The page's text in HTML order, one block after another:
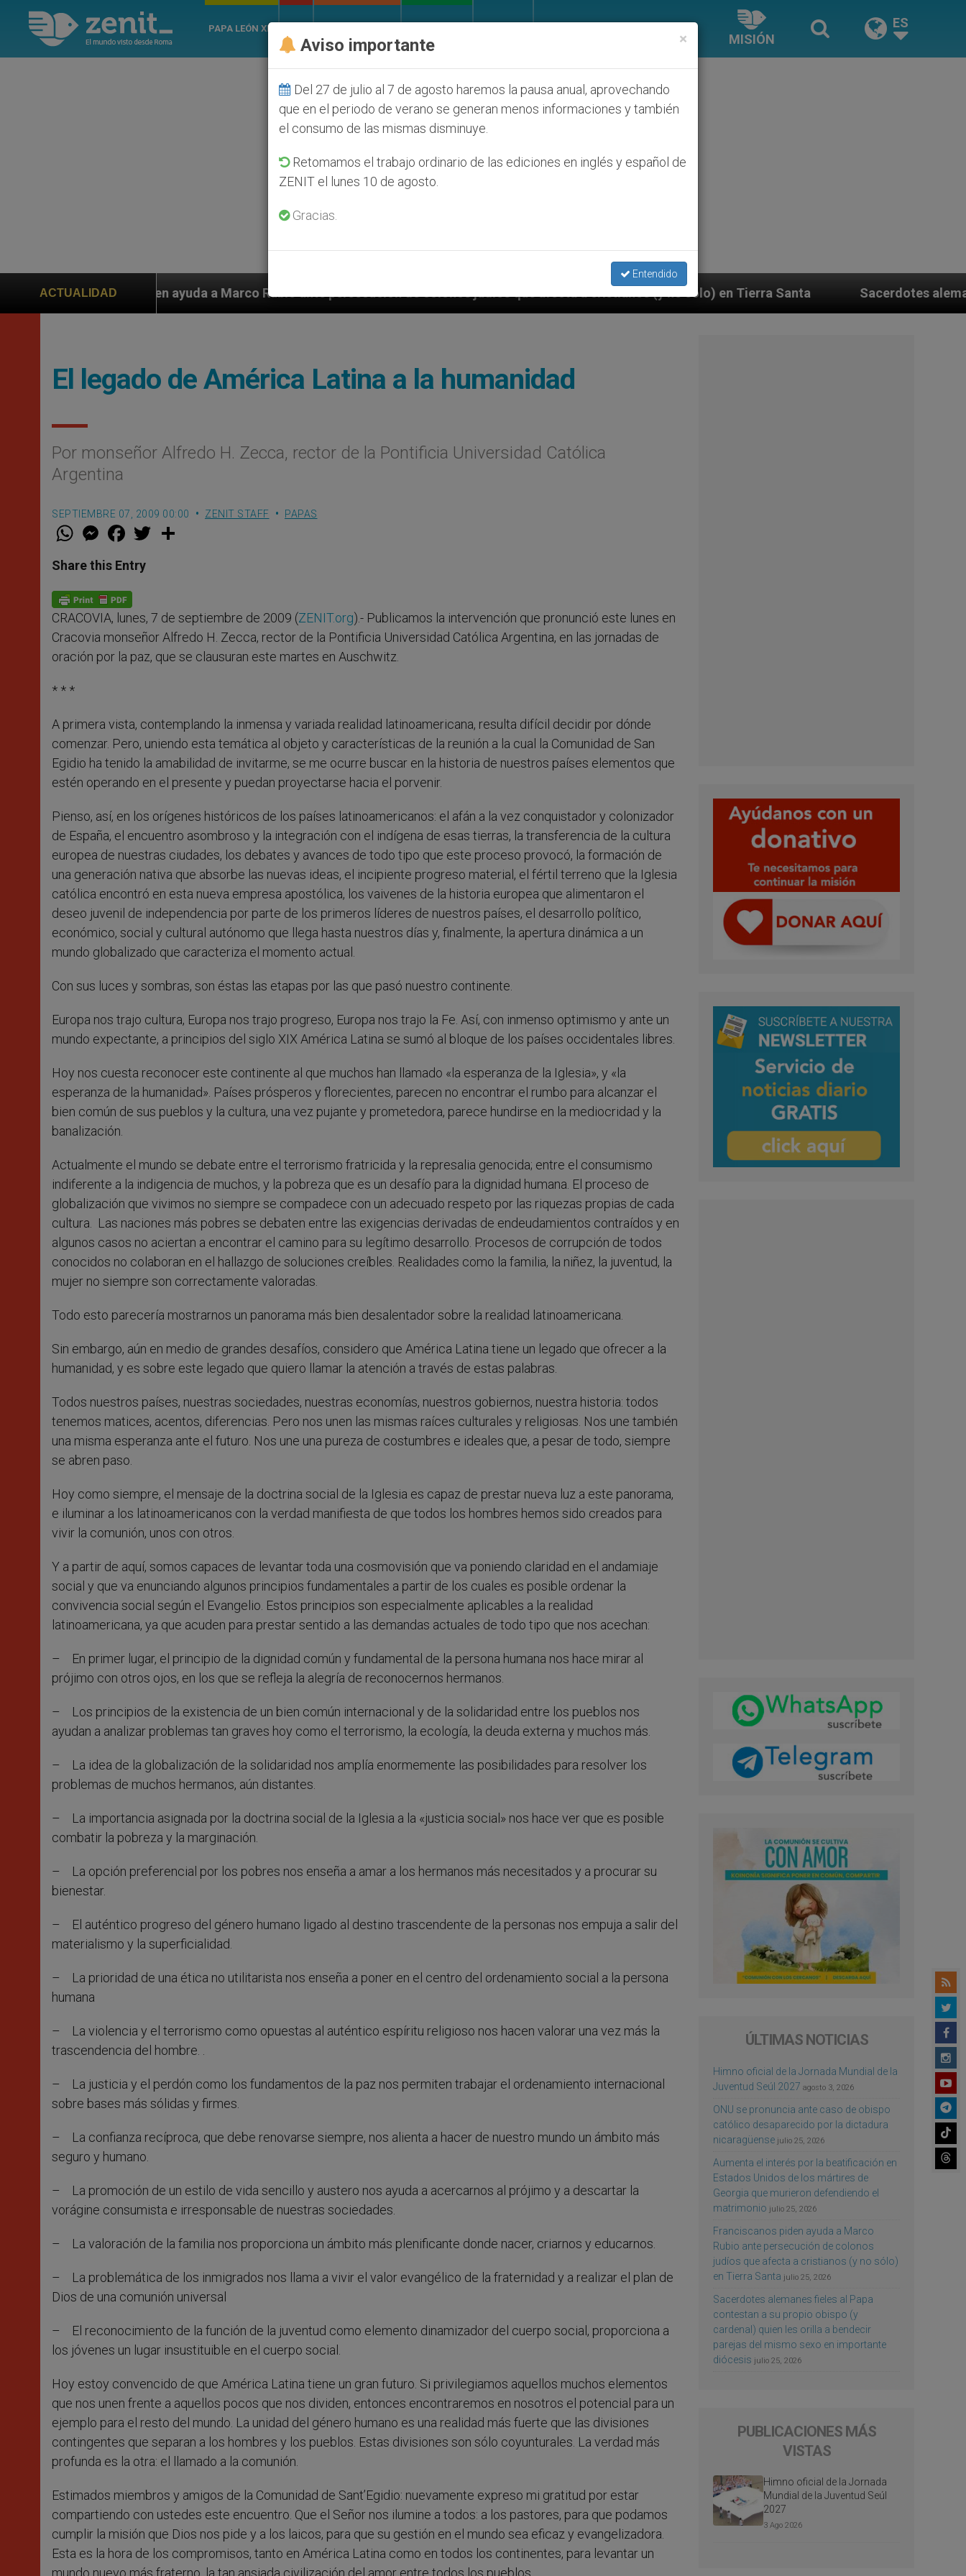
PAPA LEÓN XIV
MISIÓN
ES
ACTUALIDAD
ayuda a Marco Rubio ante persecución de colonos judíos que afecta a cristianos (y no sólo) en Tierra Santa Sacerdotes alemanes fieles al Papa
El legado de América Latina a la humanidad
Por monseñor Alfredo H. Zecca, rector de la Pontificia Universidad Católica
Argentina
SEPTIEMBRE 07, 2009 00:00 ZENIT STAFF PAPAS
W
t
s
p
p
M
e
s
e
g
e
r
F
a
e
b
o
k
w
Share this Entry
CRACOVIA, lunes, 7 de septiembre de 2009 (ZENIT.org).- Publicamos la intervención que pronunció este lunes en
Cracovia monseñor Alfredo H. Zecca, rector de la Pontificia Universidad Católica Argentina, en las jornadas de
oración por la paz, que se clausuran este martes en Auschwitz.
* * *
A primera vista, contemplando la inmensa y variada realidad latinoamericana, resulta difícil decidir por dónde
comenzar. Pero, uniendo esta temática al objeto y características de la reunión a la cual la Comunidad de San
Egidio ha tenido la amabilidad de invitarme, se me ocurre buscar en la historia de nuestros países elementos que
estén operando en el presente y puedan proyectarse hacia el porvenir.
Pienso, así, en los orígenes históricos de los países latinoamericanos: el afán a la vez conquistador y colonizador
de España, el encuentro asombroso y la integración con el indígena de esas tierras, la transferencia de la cultura
europea de nuestras ciudades, los debates y avances de todo tipo que este proceso provocó, la formación de
una generación nativa que absorbe las nuevas ideas, el incipiente progreso material, el fértil terreno que la Iglesia
católica encontró en esta nueva empresa apostólica, los vaivenes de la historia europea que alimentaron el
deseo juvenil de independencia por parte de los primeros líderes de nuestros países, el desarrollo político,
económico, social y cultural autónomo que llega hasta nuestros días y, finalmente, la apertura dinámica a un
mundo globalizado que caracteriza el momento actual.
Con sus luces y sombras, son éstas las etapas por las que pasó nuestro continente.
Europa nos trajo cultura, Europa nos trajo progreso, Europa nos trajo la Fe. Así, con inmenso optimismo y ante un
mundo expectante, a principios del siglo XIX América Latina se sumó al bloque de los países occidentales libres.
Hoy nos cuesta reconocer este continente al que muchos han llamado «la esperanza de la Iglesia», y «la
esperanza de la humanidad». Países prósperos y florecientes, parecen no encontrar el rumbo para alcanzar el
bien común de sus pueblos y la cultura, una vez pujante y prometedora, parece hundirse en la mediocridad y la
banalización.
Actualmente el mundo se debate entre el terrorismo fratricida y la represalia genocida; entre el consumismo
indiferente a la indigencia de muchos, y la pobreza que es un desafío para la dignidad humana. El proceso de
globalización que vivimos no siempre se compadece con un adecuado respeto por las riquezas propias de cada
cultura. Las naciones más pobres se debaten entre las exigencias derivadas de endeudamientos contraídos y en
algunos casos no aciertan a encontrar el camino para su legítimo desarrollo. Procesos de corrupción de todos
conocidos no colaboran en el hallazgo de soluciones creíbles. Realidades como la familia, la niñez, la juventud, la
mujer no siempre son correctamente valoradas.
Todo esto parecería mostrarnos un panorama más bien desalentador sobre la realidad latinoamericana.
Sin embargo, aún en medio de grandes desafíos, considero que América Latina tiene un legado que ofrecer a la
humanidad, y es sobre este legado que quiero llamar la atención a través de estas palabras.
Todos nuestros países, nuestras sociedades, nuestras economías, nuestros gobiernos, nuestra historia: todos
tenemos matices, acentos, diferencias. Pero nos unen las mismas raíces culturales y religiosas. Nos une también
una misma esperanza ante el futuro. Nos une una pureza de costumbres e ideales que, a pesar de todo, siempre
se abren paso.
Hoy como siempre, el mensaje de la doctrina social de la Iglesia es capaz de prestar nueva luz a este panorama,
e iluminar a los latinoamericanos con la verdad manifiesta de que todos los hombres hemos sido creados para
vivir la comunión, unos con otros.
Y a partir de aquí, somos capaces de levantar toda una cosmovisión que va poniendo claridad en el andamiaje
social y que va enunciando algunos principios fundamentales a partir de los cuales es posible ordenar la
convivencia social según el Evangelio. Estos principios son especialmente aplicables a la realidad
latinoamericana, ya que acuden para prestar sentido a las demandas actuales de todo tipo que nos acechan:
– En primer lugar, el principio de la dignidad común y fundamental de la persona humana nos hace mirar al
prójimo con otros ojos, en los que se refleja la alegría de reconocernos hermanos.
– Los principios de la existencia de un bien común internacional y de la solidaridad entre los pueblos nos
ayudan a analizar problemas tan graves hoy como el terrorismo, la ecología, la deuda externa y muchos más.
– La idea de la globalización de la solidaridad nos amplía enormemente las posibilidades para resolver los
problemas de muchos hermanos, aún distantes.
– La importancia asignada por la doctrina social de la Iglesia a la «justicia social» nos hace ver que es posible
combatir la pobreza y la marginación.
– La opción preferencial por los pobres nos enseña a amar a los hermanos más necesitados y a procurar su
bienestar.
– El auténtico progreso del género humano ligado al destino trascendente de la personas nos empuja a salir del
materialismo y la superficialidad.
– La prioridad de una ética no utilitarista nos enseña a poner en el centro del ordenamiento social a la persona
humana
– La violencia y el terrorismo como opuestas al auténtico espíritu religioso nos hacen valorar una vez más la
trascendencia del hombre. .
– La justicia y el perdón como los fundamentos de la paz nos permiten trabajar el ordenamiento internacional
sobre bases más sólidas y firmes.
– La confianza recíproca, que debe renovarse siempre, nos alienta a hacer de nuestro mundo un ámbito más
seguro y humano.
– La promoción de un estilo de vida sencillo y austero nos ayuda a acercarnos al prójimo y a descartar la
vorágine consumista e irresponsable de nuestras sociedades.
– La valoración de la familia nos proporciona un ámbito más plenificante donde nacer, criarnos y educarnos.
– La problemática de los inmigrados nos llama a vivir el valor evangélico de la fraternidad y a realizar el plan de
Dios de una comunión universal
– El reconocimiento de la función de la juventud como elemento dinamizador del cuerpo social, proporciona a
los jóvenes un lugar insustituible en el cuerpo social.
Hoy estoy convencido de que América Latina tiene un gran futuro. Si privilegiamos aquellos muchos elementos
que nos unen frente a aquellos pocos que nos dividen, entonces encontraremos en nosotros el potencial para un
ejemplo para el resto del mundo. La unidad del género humano es una realidad más fuerte que las divisiones
contingentes que separan a los hombres y los pueblos. Estas divisiones son sólo coyunturales. La verdad más
profunda es la otra: el llamado a la comunión.
Estimados miembros y amigos de la Comunidad de Sant’Egidio: nuevamente expreso mi gratitud por estar
compartiendo con ustedes este encuentro. Que el Señor nos ilumine a todos: a los pastores, para que podamos
cumplir la misión que Dios nos pide y a los laicos, para que su gestión en el mundo sea eficaz y evangelizadora.
Esta es la hora de los compromisos, tanto en América Latina como en todos los continentes, para levantar un
mundo nuevo más fraterno, la tan ansiada civilización del amor entre todos los pueblos.
ÚLTIMAS NOTICIAS
Himno oficial de la Jornada Mundial de la
Juventud Seúl 2027 agosto 3, 2026
ONU se pronuncia ante caso de obispo
católico desaparecido por la dictadura
nicaragüense julio 25, 2026
Aumenta el interés por la beatificación en
Estados Unidos de los mártires de
Georgia que murieron defendiendo el
matrimonio julio 25, 2026
Franciscanos piden ayuda a Marco
Rubio ante persecución de colonos
judíos que afecta a cristianos (y no sólo)
en Tierra Santa julio 25, 2026
Sacerdotes alemanes fieles al Papa
contestan a su propio obispo (y
cardenal) quien les orilla a bendecir
parejas del mismo sexo en importante
diócesis julio 25, 2026
PUBLICACIONES MÁS
VISTAS
Himno oficial de la Jornada
Mundial de la Juventud Seúl
2027
3 Ago 2026
×
Aviso importante
Del 27 de julio al 7 de agosto haremos la pausa anual, aprovechando
que en el periodo de verano se generan menos informaciones y también
el consumo de las mismas disminuye.
Retomamos el trabajo ordinario de las ediciones en inglés y español de
ZENIT el lunes 10 de agosto.
Gracias.
Entendido